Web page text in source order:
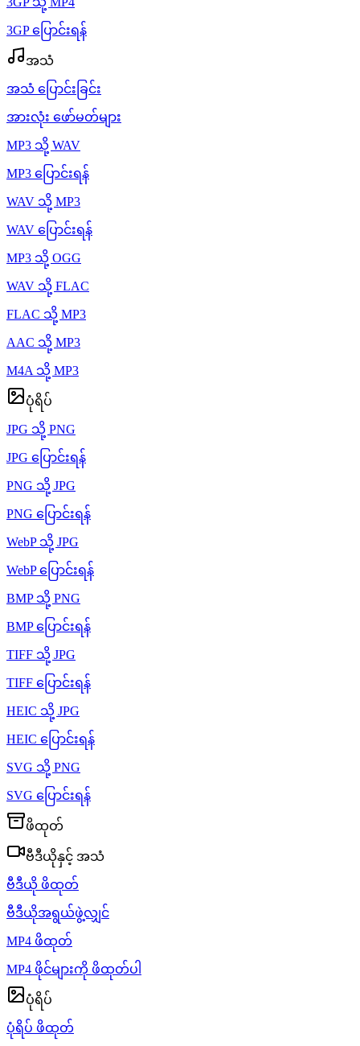
3GP ပြောင်းရန်
အသံ
အသံ ပြောင်းခြင်း
အားလုံး ဖော်မတ်များ
MP3 သို့ WAV
MP3 ပြောင်းရန်
WAV သို့ MP3
WAV ပြောင်းရန်
MP3 သို့ OGG
WAV သို့ FLAC
FLAC သို့ MP3
AAC သို့ MP3
M4A သို့ MP3
ပုံရိပ်
JPG သို့ PNG
JPG ပြောင်းရန်
PNG သို့ JPG
PNG ပြောင်းရန်
WebP သို့ JPG
WebP ပြောင်းရန်
BMP သို့ PNG
BMP ပြောင်းရန်
TIFF သို့ JPG
TIFF ပြောင်းရန်
HEIC သို့ JPG
HEIC ပြောင်းရန်
SVG သို့ PNG
SVG ပြောင်းရန်
ဖိထုတ်
ဗီဒီယိုနှင့် အသံ
ဗီဒီယို ဖိထုတ်
ဗီဒီယိုအရွယ်ဖွဲ့လျှင်
MP4 ဖိထုတ်
MP4 ဖိုင်များကို ဖိထုတ်ပါ
ပုံရိပ်
ပုံရိပ် ဖိထုတ်